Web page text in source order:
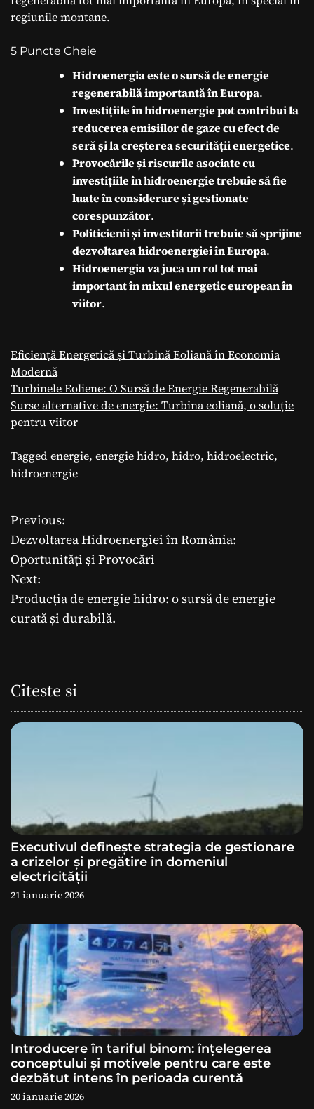
regiunile montane.
5 Puncte Cheie
Hidroenergia este o sursă de energie
regenerabilă importantă în Europa.
Investițiile în hidroenergie pot contribui la
reducerea emisiilor de gaze cu efect de
seră și la creșterea securității energetice.
Provocările și riscurile asociate cu
investițiile în hidroenergie trebuie să fie
luate în considerare și gestionate
corespunzător.
Politicienii și investitorii trebuie să sprijine
dezvoltarea hidroenergiei în Europa.
Hidroenergia va juca un rol tot mai
important în mixul energetic european în
viitor.
Eficiență Energetică și Turbină Eoliană în Economia
Modernă
Turbinele Eoliene: O Sursă de Energie Regenerabilă
Surse alternative de energie: Turbina eoliană, o soluție
pentru viitor
Tagged energie, energie hidro, hidro, hidroelectric,
hidroenergie
N
a
v
i
r
e
a
r
t
c
o
l
e
Previous:
Dezvoltarea Hidroenergiei în România:
Oportunități și Provocări
Next:
Producția de energie hidro: o sursă de energie
curată și durabilă.
Citeste si
Executivul definește strategia de gestionare
a crizelor și pregătire în domeniul
electricității
21 ianuarie 2026
Introducere în tariful binom: înțelegerea
conceptului și motivele pentru care este
dezbătut intens în perioada curentă
20 ianuarie 2026